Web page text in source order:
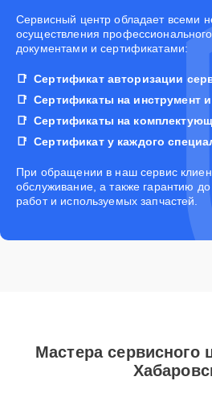
Cервисный центр обладает всеми
осуществления
документами и сертификатами:
Сертификат авторизации
Сертификаты на инструмент
Сертификаты на
Сертификат у каждого
При обращении в наш сервис
обслуживание, а также гарантию
работ и используемых запчастей.
Мастера сервисного